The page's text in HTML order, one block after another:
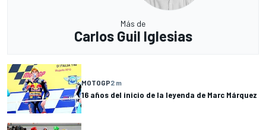
Más de
Carlos Guil Iglesias
MOTOGP2 m
16 años del inicio de la leyenda de Marc Márquez